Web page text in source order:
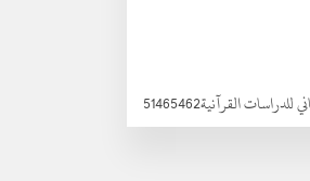
القرآنية51465462